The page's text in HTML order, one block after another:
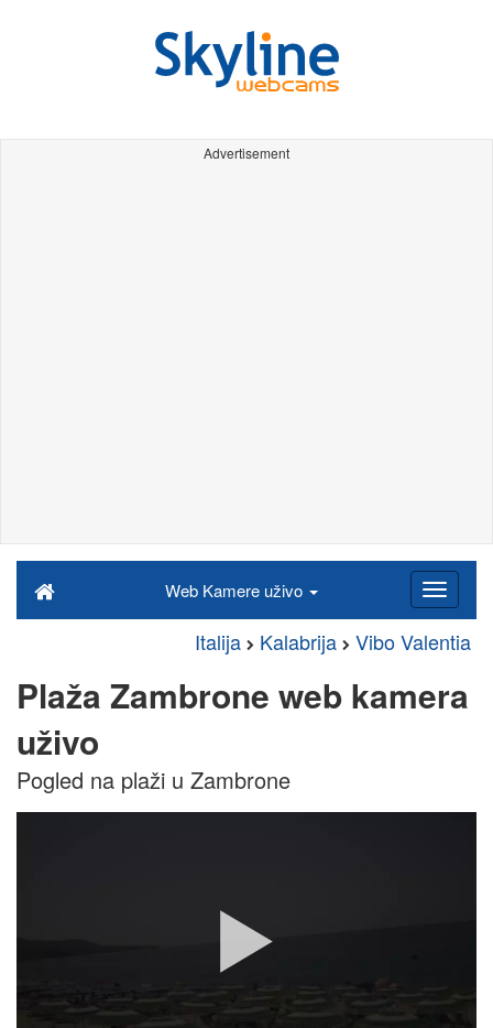
Advertisement
Web Kamere uživo
Italija Kalabrija Vibo Valentia
Plaža Zambrone web kamera
uživo
Pogled na plaži u Zambrone